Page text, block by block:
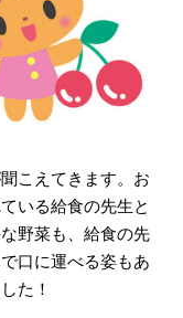
こえてきます。お
いる給食の先生と
野菜も、給食の先
口に運べる姿もあ
た！